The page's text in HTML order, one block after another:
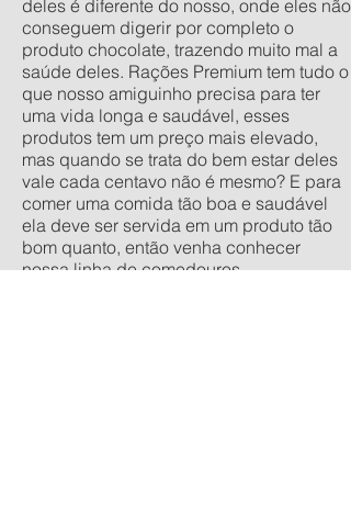
deles é diferente do nosso, onde eles não
conseguem digerir por completo o
produto chocolate, trazendo muito mal a
saúde deles. Rações Premium tem tudo o
que nosso amiguinho precisa para ter
uma vida longa e saudável, esses
produtos tem um preço mais elevado,
mas quando se trata do bem estar deles
vale cada centavo não é mesmo? E para
comer uma comida tão boa e saudável
ela deve ser servida em um produto tão
bom quanto, então venha conhecer
nossa linha de comedouros